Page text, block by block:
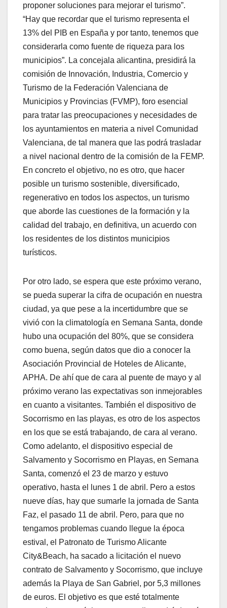
proponer soluciones para mejorar el turismo”.
“Hay que recordar que el turismo representa el
13% del PIB en España y por tanto, tenemos que
considerarla como fuente de riqueza para los
municipios”. La concejala alicantina, presidirá la
comisión de Innovación, Industria, Comercio y
Turismo de la Federación Valenciana de
Municipios y Provincias (FVMP), foro esencial
para tratar las preocupaciones y necesidades de
los ayuntamientos en materia a nivel Comunidad
Valenciana, de tal manera que las podrá trasladar
a nivel nacional dentro de la comisión de la FEMP.
En concreto el objetivo, no es otro, que hacer
posible un turismo sostenible, diversificado,
regenerativo en todos los aspectos, un turismo
que aborde las cuestiones de la formación y la
calidad del trabajo, en definitiva, un acuerdo con
los residentes de los distintos municipios
turísticos.
Por otro lado, se espera que este próximo verano,
se pueda superar la cifra de ocupación en nuestra
ciudad, ya que pese a la incertidumbre que se
vivió con la climatología en Semana Santa, donde
hubo una ocupación del 80%, que se considera
como buena, según datos que dio a conocer la
Asociación Provincial de Hoteles de Alicante,
APHA. De ahí que de cara al puente de mayo y al
próximo verano las expectativas son inmejorables
en cuanto a visitantes. También el dispositivo de
Socorrismo en las playas, es otro de los aspectos
en los que se está trabajando, de cara al verano.
Como adelanto, el dispositivo especial de
Salvamento y Socorrismo en Playas, en Semana
Santa, comenzó el 23 de marzo y estuvo
operativo, hasta el lunes 1 de abril. Pero a estos
nueve días, hay que sumarle la jornada de Santa
Faz, el pasado 11 de abril. Pero, para que no
tengamos problemas cuando llegue la época
estival, el Patronato de Turismo Alicante
City&Beach, ha sacado a licitación el nuevo
contrato de Salvamento y Socorrismo, que incluye
además la Playa de San Gabriel, por 5,3 millones
de euros. El objetivo es que esté totalmente